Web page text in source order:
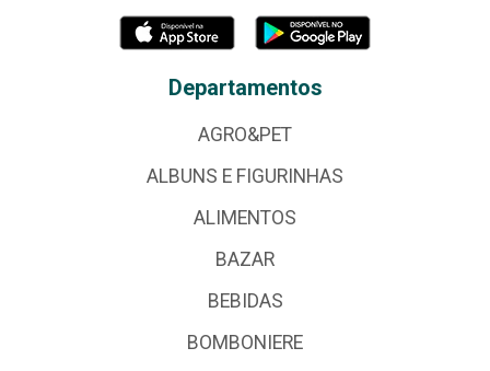
Departamentos
AGRO&PET
ALBUNS E FIGURINHAS
ALIMENTOS
BAZAR
BEBIDAS
BOMBONIERE